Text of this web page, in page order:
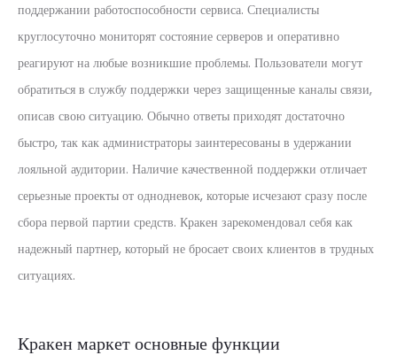
поддержании работоспособности сервиса. Специалисты
круглосуточно мониторят состояние серверов и оперативно
реагируют на любые возникшие проблемы. Пользователи могут
обратиться в службу поддержки через защищенные каналы связи,
описав свою ситуацию. Обычно ответы приходят достаточно
быстро, так как администраторы заинтересованы в удержании
лояльной аудитории. Наличие качественной поддержки отличает
серьезные проекты от однодневок, которые исчезают сразу после
сбора первой партии средств. Кракен зарекомендовал себя как
надежный партнер, который не бросает своих клиентов в трудных
ситуациях.
Кракен маркет основные функции